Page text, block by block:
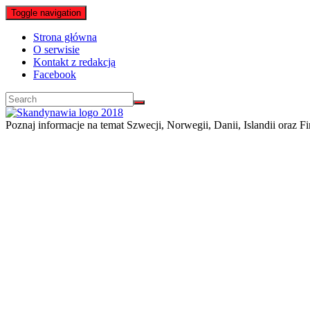
Toggle navigation
Strona główna
O serwisie
Kontakt z redakcją
Facebook
Poznaj informacje na temat Szwecji, Norwegii, Danii, Islandii oraz